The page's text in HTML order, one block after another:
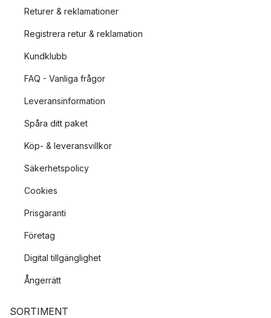
Returer & reklamationer
Registrera retur & reklamation
Kundklubb
FAQ - Vanliga frågor
Leveransinformation
Spåra ditt paket
Köp- & leveransvillkor
Säkerhetspolicy
Cookies
Prisgaranti
Företag
Digital tillgänglighet
Ångerrätt
SORTIMENT